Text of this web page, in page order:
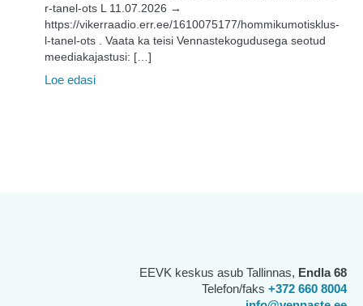
r-tanel-ots L 11.07.2026 →
https://vikerraadio.err.ee/1610075177/hommikumotisklus-
l-tanel-ots . Vaata ka teisi Vennastekogudusega seotud
meediakajastusi: […]
Loe edasi
EEVK keskus asub Tallinnas, Endla 68
Telefon/faks +372 660 8004